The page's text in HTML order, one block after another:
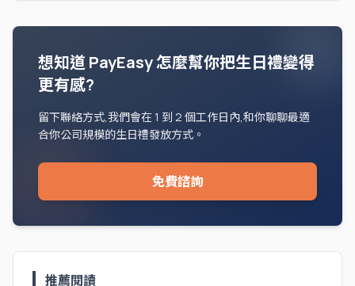
想知道 PayEasy 怎麼幫你把生日禮變得
更有感?
留下聯絡方式,我們會在 1 到 2 個工作日內,和你聊聊最適
合你公司規模的生日禮發放方式。
免費諮詢
推薦閱讀